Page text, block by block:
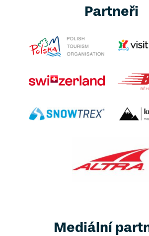
Partneři
Mediální